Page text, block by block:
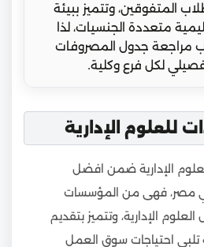
المتفوقين، وتتميز ببيئة
متعددة الجنسيات، لذا
مراجعة جدول المصروفات
لكل فرع وكلية.
للعلوم الإدارية
الإدارية ضمن افضل
في مصر، فهى من المؤسسات
الإدارية، وتتميز بتقديم
احتياجات سوق العمل